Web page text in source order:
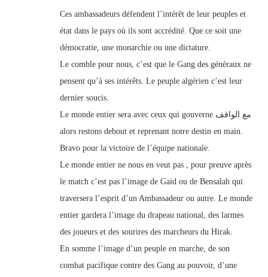
Ces ambassadeurs défendent l’intérêt de leur peuples et
état dans le pays où ils sont accrédité. Que ce soit une
démocratie, une monarchie ou une dictature.
Le comble pour nous, c’est que le Gang des généraux ne
pensent qu’à ses intérêts. Le peuple algérien c’est leur
dernier soucis.
Le monde entier sera avec ceux qui gouverne مع الواقف
alors restons debout et reprenant notre destin en main.
Bravo pour la victoire de l’équipe nationale.
Le monde entier ne nous en veut pas , pour preuve après
le match c’est pas l’image de Gaid ou de Bensalah qui
traversera l’esprit d’un Ambassadeur ou autre. Le monde
entier gardera l’image du drapeau national, des larmes
des joueurs et des sourires des marcheurs du Hirak.
En somme l’image d’un peuple en marche, de son
combat pacifique contre des Gang au pouvoir, d’une